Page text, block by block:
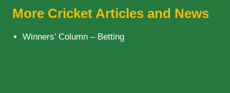
More Cricket Articles and News
Winners’ Column – Betting